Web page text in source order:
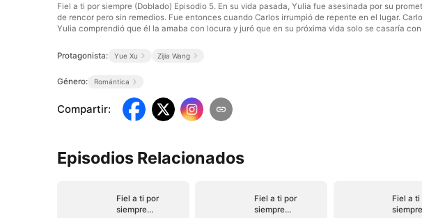
Fiel a ti por siempre (Doblado) Episodio 5. En su vida pasada, Yulia fue asesinada por su
de rencor pero sin remedios. Fue entonces cuando Carlos irrumpió de repente en el lugar.
Yulia comprendió que él la amaba con locura y juró que en su próxima vida solo se casaría
Protagonista: Yue Xu Zijia Wang
Género: Romántica
Compartir:
Episodios Relacionados
Fiel a ti por
siempre
Fiel a ti por
siempre
Fiel a ti
siempre